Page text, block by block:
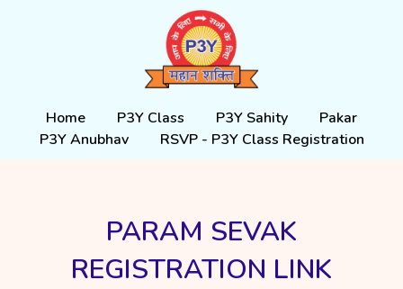
Home P3Y Class P3Y Sahity
Pakar
P3Y Anubhav
RSVP - P3Y Class Registration
PARAM SEVAK
REGISTRATION LINK